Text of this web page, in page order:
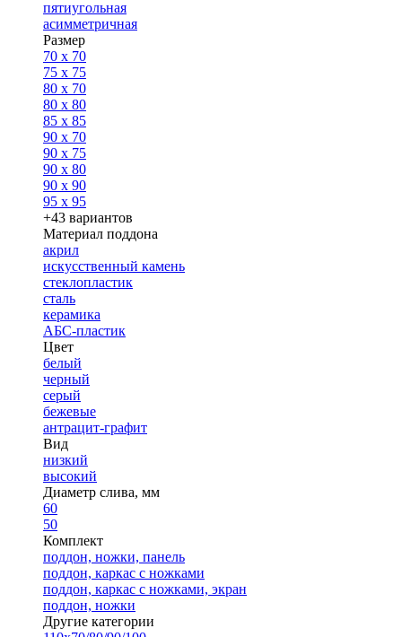
пятиугольная
асимметричная
Размер
70 x 70
75 x 75
80 x 70
80 x 80
85 x 85
90 x 70
90 x 75
90 x 80
90 x 90
95 x 95
+43 вариантов
Материал поддона
акрил
искусственный камень
стеклопластик
сталь
керамика
АБС-пластик
Цвет
белый
черный
серый
бежевые
антрацит-графит
Вид
низкий
высокий
Диаметр слива, мм
60
50
Комплект
поддон, ножки, панель
поддон, каркас с ножками
поддон, каркас с ножками, экран
поддон, ножки
Другие категории